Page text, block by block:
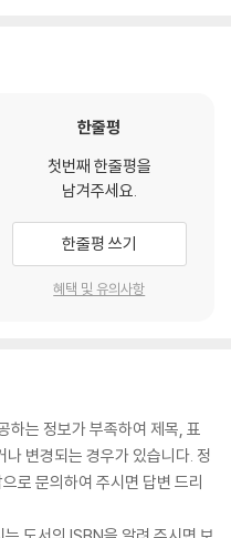
한줄평
첫번째 한줄평을
남겨주세요.
한줄평 쓰기
혜택 및 유의사항
하는 정보가 부족하여 제목, 표
변경되는 경우가 있습니다. 정
로 문의하여 주시면 답변 드리